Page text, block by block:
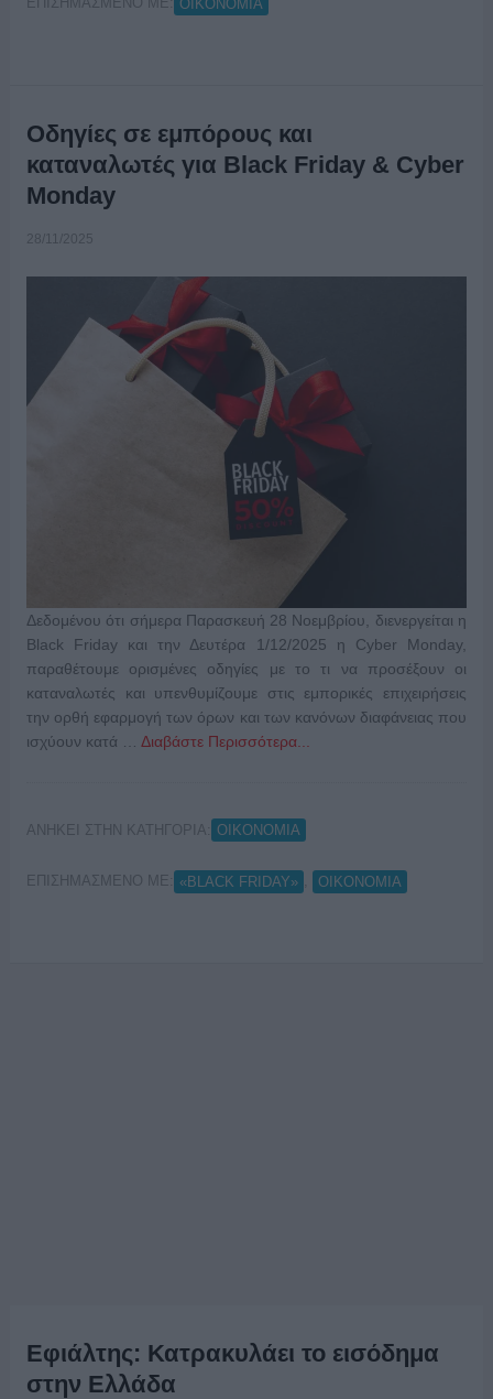
ΟΙΚΟΝΟΜΙΑ
Οδηγίες σε εμπόρους και
καταναλωτές για Black Friday & Cyber
Monday
28/11/2025
Δεδομένου ότι σήμερα Παρασκευή 28 Νοεμβρίου, διενεργείται η
Black Friday και την Δευτέρα 1/12/2025 η Cyber Monday,
παραθέτουμε ορισμένες οδηγίες με το τι να προσέξουν οι
καταναλωτές και υπενθυμίζoυμε στις εμπορικές επιχειρήσεις
την ορθή εφαρμογή των όρων και των κανόνων διαφάνειας που
ισχύουν κατά … Διαβάστε Περισσότερα...
ΑΝΗΚΕΙ ΣΤΗΝ ΚΑΤΗΓΟΡΙΑ: ΟΙΚΟΝΟΜΙΑ
ΕΠΙΣΗΜΑΣΜΕΝΟ ΜΕ: «BLACK FRIDAY» ΟΙΚΟΝΟΜΙΑ
Εφιάλτης: Κατρακυλάει το εισόδημα
στην Ελλάδα